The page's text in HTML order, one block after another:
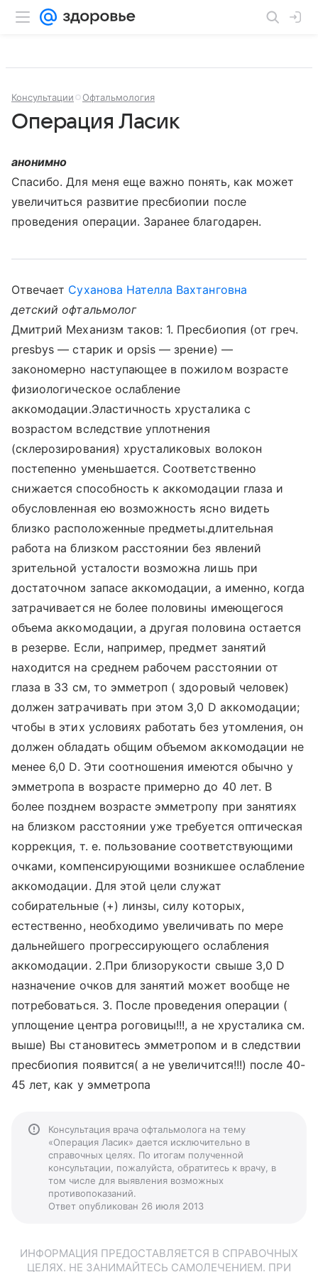
Консультации Офтальмология
Операция Ласик
анонимно
Спасибо. Для меня еще важно понять, как может
увеличиться развитие пресбиопии после
проведения операции. Заранее благодарен.
Отвечает Суханова Нателла Вахтанговна
детский офтальмолог
Дмитрий Механизм таков: 1. Пресбиопия (от греч.
presbys — старик и opsis — зрение) —
закономерно наступающее в пожилом возрасте
физиологическое ослабление
аккомодации.Эластичность хрусталика с
возрастом вследствие уплотнения
(склерозирования) хрусталиковых волокон
постепенно уменьшается. Соответственно
снижается способность к аккомодации глаза и
обусловленная ею возможность ясно видеть
близко расположенные предметы.длительная
работа на близком расстоянии без явлений
зрительной усталости возможна лишь при
достаточном запасе аккомодации, а именно, когда
затрачивается не более половины имеющегося
объема аккомодации, а другая половина остается
в резерве. Если, например, предмет занятий
находится на среднем рабочем расстоянии от
глаза в 33 см, то эмметроп ( здоровый человек)
должен затрачивать при этом 3,0 D аккомодации;
чтобы в этих условиях работать без утомления, он
должен обладать общим объемом аккомодации не
менее 6,0 D. Эти соотношения имеются обычно у
эмметропа в возрасте примерно до 40 лет. В
более позднем возрасте эмметропу при занятиях
на близком расстоянии уже требуется оптическая
коррекция, т. е. пользование соответствующими
очками, компенсирующими возникшее ослабление
аккомодации. Для этой цели служат
собирательные (+) линзы, силу которых,
естественно, необходимо увеличивать по мере
дальнейшего прогрессирующего ослабления
аккомодации. 2.При близорукости свыше 3,0 D
назначение очков для занятий может вообще не
потребоваться. 3. После проведения операции (
уплощение центра роговицы!!!, а не хрусталика см.
выше) Вы становитесь эмметропом и в следствии
пресбиопия появится( а не увеличится!!!) после 40-
45 лет, как у эмметропа
Консультация врача офтальмолога на тему
«Операция Ласик» дается исключительно в
справочных целях. По итогам полученной
консультации, пожалуйста, обратитесь к врачу, в
том числе для выявления возможных
противопоказаний.
Ответ опубликован 26 июля 2013
ИНФОРМАЦИЯ ПРЕДОСТАВЛЯЕТСЯ В СПРАВОЧНЫХ
ЦЕЛЯХ. НЕ ЗАНИМАЙТЕСЬ САМОЛЕЧЕНИЕМ. ПРИ